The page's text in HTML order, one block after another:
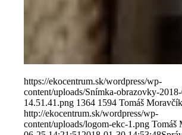
https://ekocentrum.sk/wordpress/wp-
content/uploads/Snímka-obrazovky-
14.51.41.png 1364 1594 Tomáš Moravčík
http://ekocentrum.sk/wordpress/wp-
content/uploads/logom-ekc-1.png Tomáš